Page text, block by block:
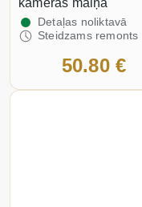
kameras maiņa
Detaļas noliktavā
Steidzams remonts
50.80 €